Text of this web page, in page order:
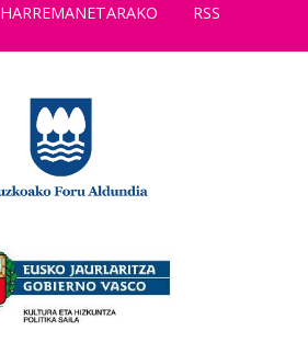
HARREMANETARAKO RSS